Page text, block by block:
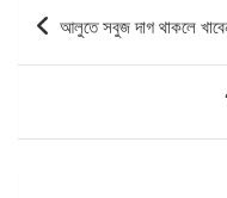
পোস্ট
ন্যাভিগেশন
আলুতে সবুজ দাগ থাকলে